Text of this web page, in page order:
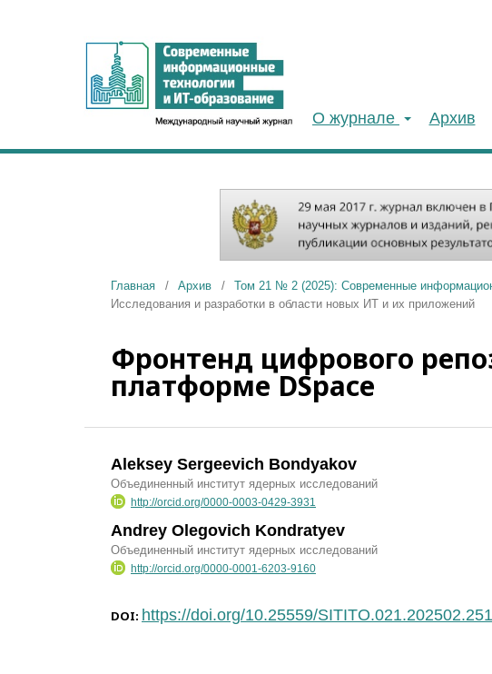
Архив
О журнале
Главная / Архив / Том 21 № 2 (2025): Современные
Исследования и разработки в области новых ИТ и их приложений
Фронтенд цифрового
платформе DSpace
Aleksey Sergeevich Bondyakov
Объединенный институт ядерных исследований
http://orcid.org/0000-0003-0429-3931
Andrey Olegovich Kondratyev
Объединенный институт ядерных исследований
http://orcid.org/0000-0001-6203-9160
DOI: https://doi.org/10.25559/